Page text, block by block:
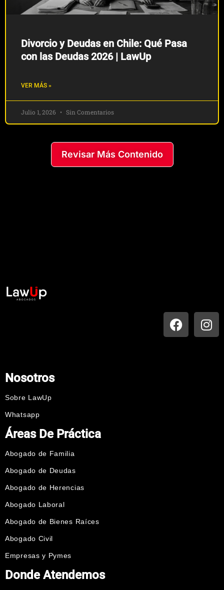
Divorcio y Deudas en Chile: Qué Pasa
con las Deudas 2026 | LawUp
VER MÁS »
Julio 1, 2026 Sin Comentarios
Revisar Más Contenido
Nosotros
Sobre LawUp
Whatsapp
Áreas De Práctica
Abogado de Familia
Abogado de Deudas
Abogado de Herencias
Abogado Laboral
Abogado de Bienes Raíces
Abogado Civil
Empresas y Pymes
Donde Atendemos